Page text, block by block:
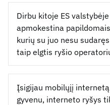
Dirbu kitoje ES
apmokestina
kurių su juo nesu
taip elgtis ryšio
Įsigijau mobilųjį
gyvenu, interneto ryšys